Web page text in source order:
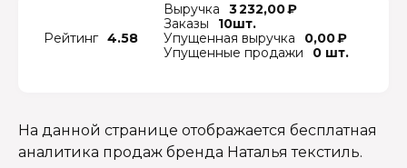
Рейтинг 4.58
Выручка
3 232,00 ₽
Заказы
10шт.
Упущенная выручка
0,00 ₽
Упущенные продажи
0 шт.
На данной странице отображается бесплатная
аналитика продаж бренда Наталья текстиль.